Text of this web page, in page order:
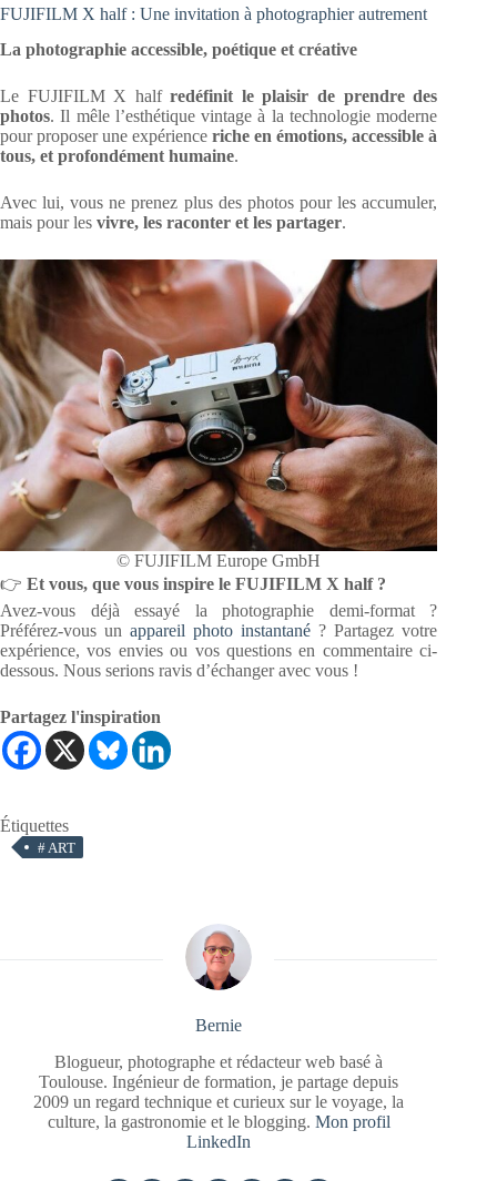
FUJIFILM X half : Une invitation à photographier autrement
La photographie accessible, poétique et créative
Le FUJIFILM X halfredéfinit le plaisir de prendre des
photos. Il mêle l’esthétique vintage à la technologie moderne
pour proposer une expérienceriche en émotions, accessible à
tous, et profondément humaine.
Avec lui, vous ne prenez plus des photos pour les accumuler,
mais pour les vivre, les raconter et les partager.
© FUJIFILM Europe GmbH
👉 Et vous, que vous inspire le FUJIFILM X half ?
Avez-vous déjà essayé la photographie demi-format ?
Préférez-vous unappareil photo instantané ? Partagez votre
expérience, vos envies ou vos questions en commentaire ci-
dessous. Nous serions ravis d’échanger avec vous !
Partagez l'inspiration
Étiquettes
# ART
Bernie
Blogueur, photographe et rédacteur web basé à
Toulouse. Ingénieur de formation, je partage depuis
2009 un regard technique et curieux sur le voyage, la
culture, la gastronomie et le blogging. Mon profil
LinkedIn